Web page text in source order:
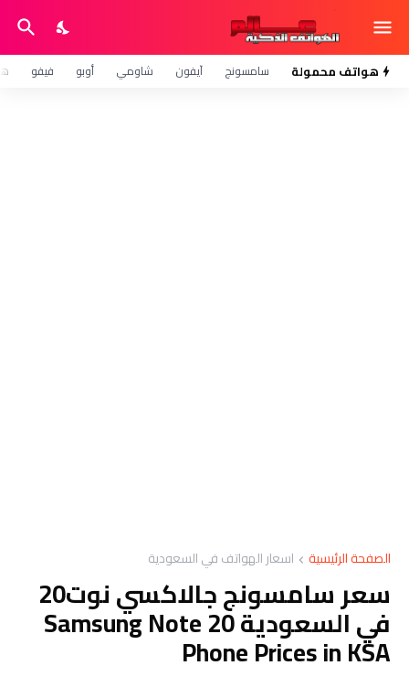
هواتف محمولة سامسونج آيفون شاومي أوبو فيفو
الصفحة الرئيسية اسعار الهواتف في السعودية
سعر سامسونج جالاكسي نوت20
في السعودية Samsung Note 20
Phone Prices in KSA